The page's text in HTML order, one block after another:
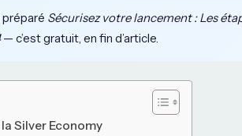
préparé Sécurisez votre lancement : Les
— c’est gratuit, en fin d’article.
Silver Economy